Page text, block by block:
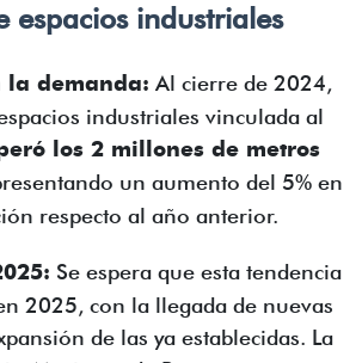
espacios industriales
la demanda: Al cierre de 2024,
industriales vinculada al
los 2 millones de metros
un aumento del 5% en
respecto al año anterior.
Se espera que esta tendencia
2025, con la llegada de nuevas
de las ya establecidas. La